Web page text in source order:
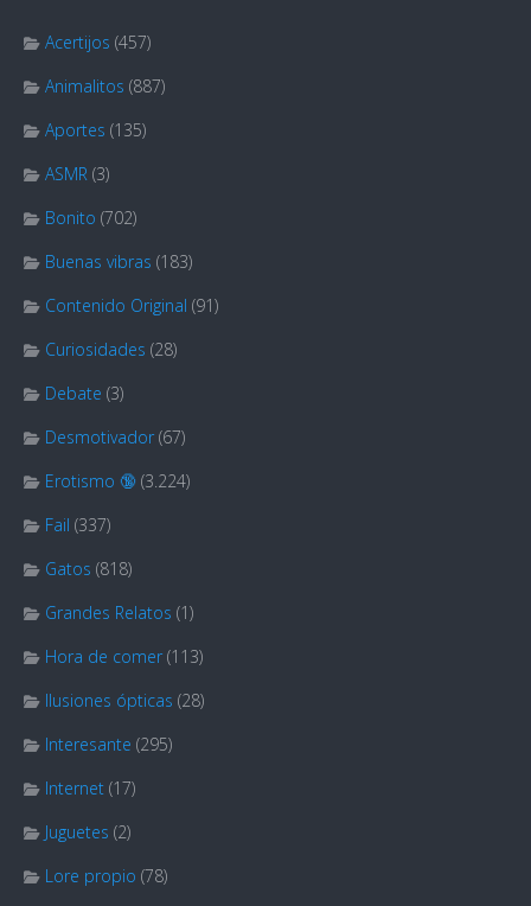
Acertijos (457)
Animalitos (887)
Aportes (135)
ASMR (3)
Bonito (702)
Buenas vibras (183)
Contenido Original (91)
Curiosidades (28)
Debate (3)
Desmotivador (67)
Erotismo 🔞 (3.224)
Fail (337)
Gatos (818)
Grandes Relatos (1)
Hora de comer (113)
Ilusiones ópticas (28)
Interesante (295)
Internet (17)
Juguetes (2)
Lore propio (78)